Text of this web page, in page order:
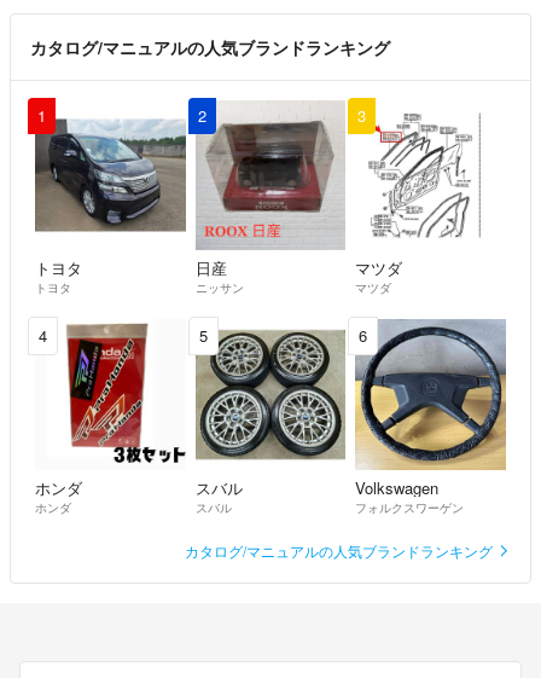
カタログ/マニュアルの人気ブランドランキング
1
トヨタ
トヨタ
2
日産
ニッサン
3
マツダ
マツダ
4
ホンダ
ホンダ
5
スバル
スバル
6
Volkswagen
フォルクスワーゲン
カタログ/マニュアルの人気ブランドランキング